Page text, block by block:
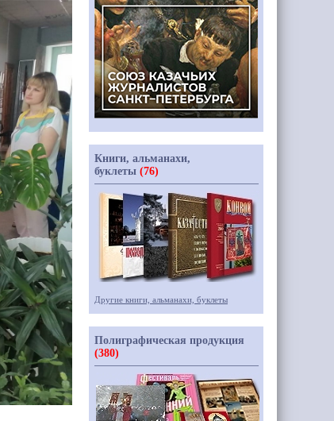
Книги, альманахи,
буклеты (76)
Другие книги, альманахи, буклеты
Полиграфическая продукция
(380)